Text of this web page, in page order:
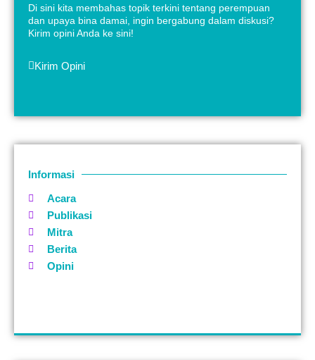
Di sini kita membahas topik terkini tentang perempuan
dan upaya bina damai, ingin bergabung dalam diskusi?
Kirim opini Anda ke sini!
Kirim Opini
Informasi
Acara
Publikasi
Mitra
Berita
Opini